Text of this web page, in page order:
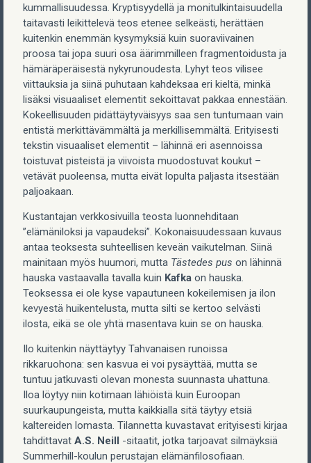
kummallisuudessa. Kryptisyydellä ja monitulkintaisuudella
taitavasti leikittelevä teos etenee selkeästi, herättäen
kuitenkin enemmän kysymyksiä kuin suoraviivainen
proosa tai jopa suuri osa äärimmilleen fragmentoidusta ja
hämäräperäisestä nykyrunoudesta. Lyhyt teos vilisee
viittauksia ja siinä puhutaan kahdeksaa eri kieltä, minkä
lisäksi visuaaliset elementit sekoittavat pakkaa ennestään.
Kokeellisuuden pidättäytyväisyys saa sen tuntumaan vain
entistä merkittävämmältä ja merkillisemmältä. Erityisesti
tekstin visuaaliset elementit – lähinnä eri asennoissa
toistuvat pisteistä ja viivoista muodostuvat koukut –
vetävät puoleensa, mutta eivät lopulta paljasta itsestään
paljoakaan.
Kustantajan verkkosivuilla teosta luonnehditaan
”elämäniloksi ja vapaudeksi”. Kokonaisuudessaan kuvaus
antaa teoksesta suhteellisen keveän vaikutelman. Siinä
mainitaan myös huumori, mutta Tästedes pus on lähinnä
hauska vastaavalla tavalla kuin Kafka on hauska.
Teoksessa ei ole kyse vapautuneen kokeilemisen ja ilon
kevyestä huikentelusta, mutta silti se kertoo selvästi
ilosta, eikä se ole yhtä masentava kuin se on hauska.
Ilo kuitenkin näyttäytyy Tahvanaisen runoissa
rikkaruohona: sen kasvua ei voi pysäyttää, mutta se
tuntuu jatkuvasti olevan monesta suunnasta uhattuna.
Iloa löytyy niin kotimaan lähiöistä kuin Euroopan
suurkaupungeista, mutta kaikkialla sitä täytyy etsiä
kaltereiden lomasta. Tilannetta kuvastavat erityisesti kirjaa
tahdittavat A.S. Neill -sitaatit, jotka tarjoavat silmäyksiä
Summerhill-koulun perustajan elämänfilosofiaan.